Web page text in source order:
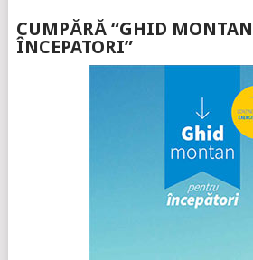
CUMPĂRĂ “GHID
ÎNCEPATORI”